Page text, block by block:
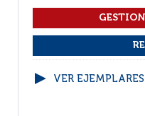
VER EJEMPLARES